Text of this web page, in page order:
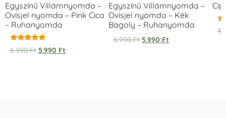
Egyszínű Villámnyomda –
Ovisjel nyomda – Pink Cica
– Ruhanyomda
Értékelés:
5.00
6.990Ft 5.990 Ft
Egyszínű Villámnyomda –
Ovisjel nyomda – Kék
Bagoly – Ruhanyomda
6.990Ft 5.990 Ft